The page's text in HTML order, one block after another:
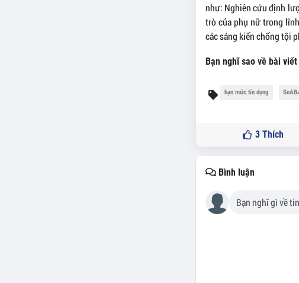
như: Nghiên cứu định
trò của phụ nữ trong
các sáng kiến chống tội
Bạn nghĩ sao về bài viết
hạn mức tín dụng
3 Thích
Bình luận